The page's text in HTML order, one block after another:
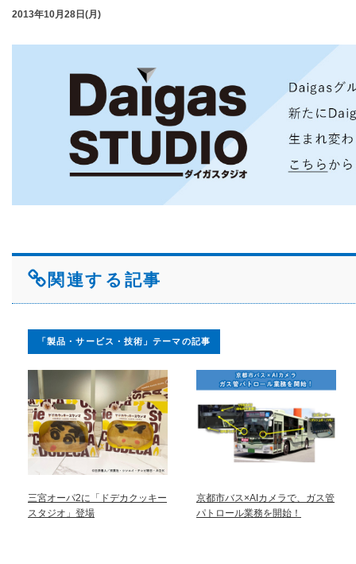
2013年10月28日(月)
関連する記事
「製品・サービス・技術」テーマの記事
三宮オーパ2に「ドデカクッキー
スタジオ」登場
京都市バス×AIカメラで、ガス管
パトロール業務を開始！